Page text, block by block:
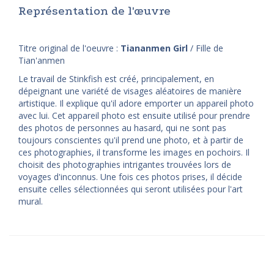
Représentation de l'œuvre
Titre original de l'oeuvre : Tiananmen Girl / Fille de
Tian'anmen
Le travail de Stinkfish est créé, principalement, en
dépeignant une variété de visages aléatoires de manière
artistique. Il explique qu'il adore emporter un appareil photo
avec lui. Cet appareil photo est ensuite utilisé pour prendre
des photos de personnes au hasard, qui ne sont pas
toujours conscientes qu'il prend une photo, et à partir de
ces photographies, il transforme les images en pochoirs. Il
choisit des photographies intrigantes trouvées lors de
voyages d'inconnus. Une fois ces photos prises, il décide
ensuite celles sélectionnées qui seront utilisées pour l'art
mural.